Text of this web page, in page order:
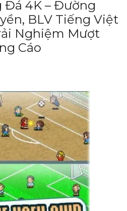
Đá 4K – Đường
BLV Tiếng Việt
Nghiệm Mượt
Cáo